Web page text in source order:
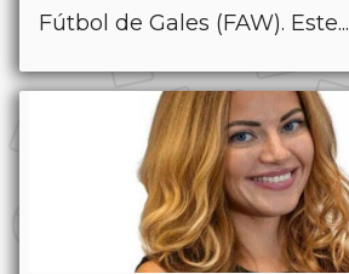
Fútbol de Gales (FAW). Este...